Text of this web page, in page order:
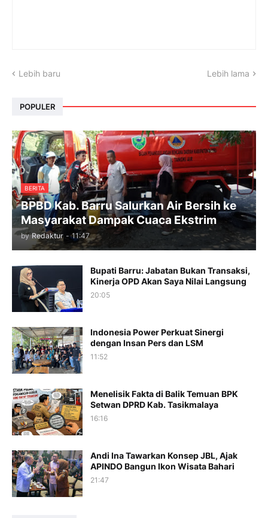
Lebih baru Lebih lama
POPULER
BERITA
BPBD Kab. Barru Salurkan Air Bersih ke
Masyarakat Dampak Cuaca Ekstrim
by Redaktur - 11:47
Bupati Barru: Jabatan Bukan Transaksi,
Kinerja OPD Akan Saya Nilai Langsung
20:05
Indonesia Power Perkuat Sinergi
dengan Insan Pers dan LSM
11:52
Menelisik Fakta di Balik Temuan BPK
Setwan DPRD Kab. Tasikmalaya
16:16
Andi Ina Tawarkan Konsep JBL, Ajak
APINDO Bangun Ikon Wisata Bahari
21:47